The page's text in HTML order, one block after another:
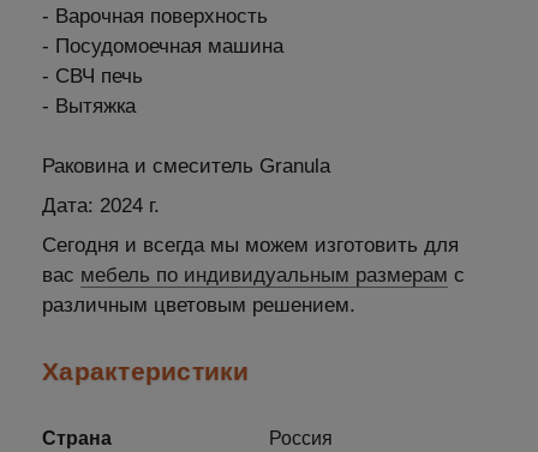
- Варочная поверхность
- Посудомоечная машина
- СВЧ печь
- Вытяжка
Раковина и смеситель Granula
Дата: 2024 г.
Сегодня и всегда мы можем изготовить для
вас мебель по индивидуальным размерам с
различным цветовым решением.
Характеристики
Страна Россия